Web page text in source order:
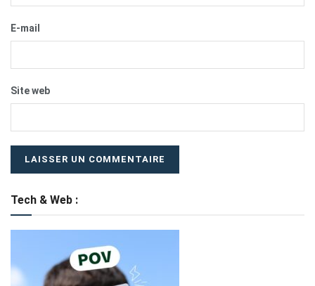
E-mail
Site web
Tech & Web :